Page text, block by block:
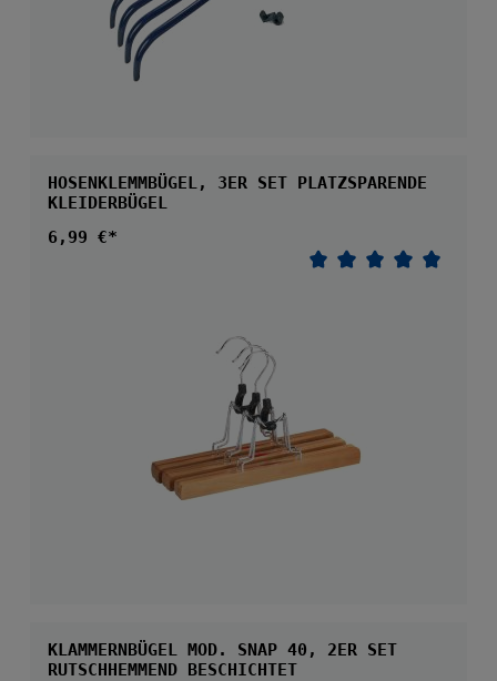
HOSENKLEMMBÜGEL, 3ER SET PLATZSPARENDE
KLEIDERBÜGEL
Regulärer Preis:
6,99 €*
KLAMMERNBÜGEL MOD. SNAP 40, 2ER SET
RUTSCHHEMMEND BESCHICHTET